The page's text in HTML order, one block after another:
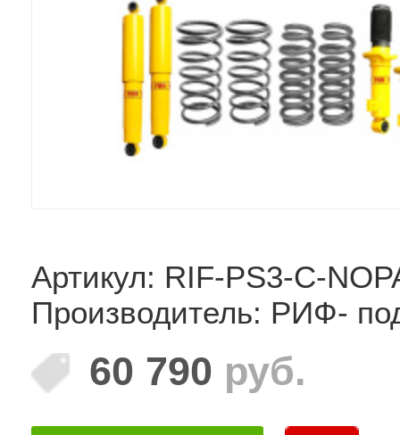
Артикул: RIF-PS3-C-
Производитель: РИФ-
60 790 руб.